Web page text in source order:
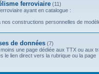
ferroviaire (11)
ayant en catalogue :
constructions personnelles de
de données (7)
une page dédiée aux TTX ou aux
le lien direct vers la rubrique ou la page